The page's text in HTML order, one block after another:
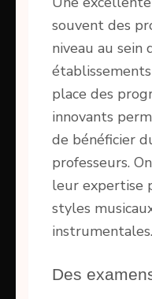
souvent des
niveau au sein
place des
innovants
de bénéficier
professeurs.
leur expertise
styles
instrumentales.
Des